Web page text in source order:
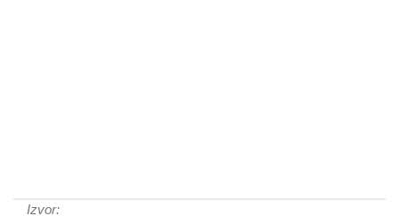
Izvor: